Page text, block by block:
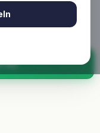
og
adresse.
nu